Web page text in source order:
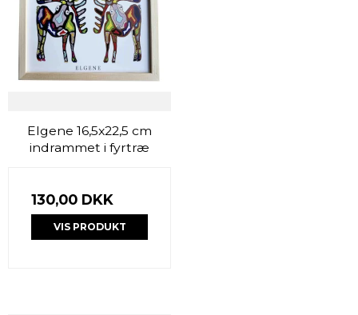
Elgene 16,5x22,5 cm
indrammet i fyrtræ
130,00 DKK
VIS PRODUKT